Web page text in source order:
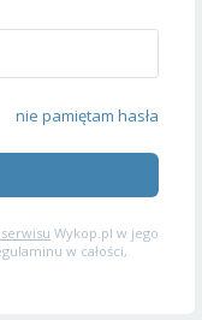
nie pamiętam hasła
Wykop.pl w jego
w całości,